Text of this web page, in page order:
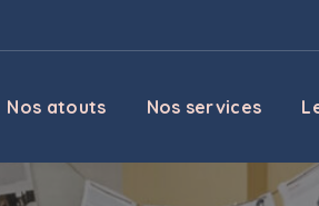
Nos atouts Nos services